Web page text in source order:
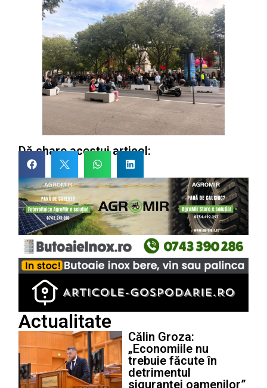
Dă share acestui articol:
Actualitate
Călin Groza:
„Economiile nu
trebuie făcute în
detrimentul
siguranței oamenilor”